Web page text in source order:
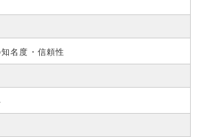
名度・信頼性